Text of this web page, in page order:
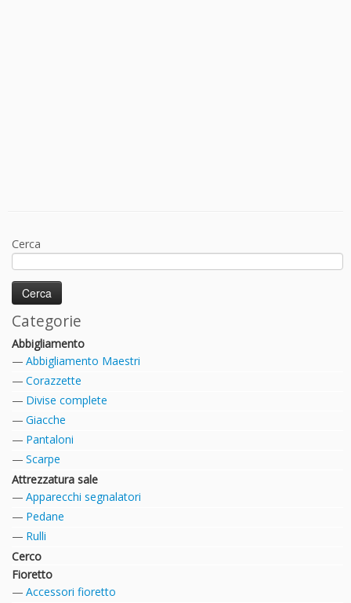
Cerca
Categorie
Abbigliamento
Abbigliamento Maestri
Corazzette
Divise complete
Giacche
Pantaloni
Scarpe
Attrezzatura sale
Apparecchi segnalatori
Pedane
Rulli
Cerco
Fioretto
Accessori fioretto